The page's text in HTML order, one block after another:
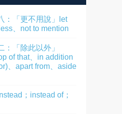
：「更不用說」let
、not to mention
：「除此以外」
of that、in addition
、apart from、aside
；instead of；